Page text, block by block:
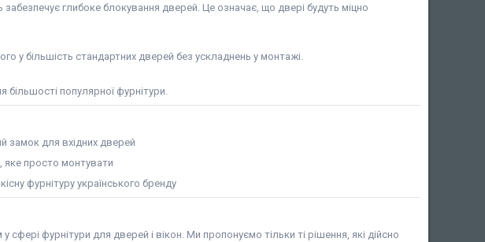
забезпечує глибоке блокування дверей. Це означає, що двері будуть міцно
у більшість стандартних дверей без ускладнень у монтажі.
більшості популярної фурнітури.
замок для вхідних дверей
яке просто монтувати
фурнітуру українського бренду
сфері фурнітури для дверей і вікон. Ми пропонуємо тільки ті рішення, які дійсно